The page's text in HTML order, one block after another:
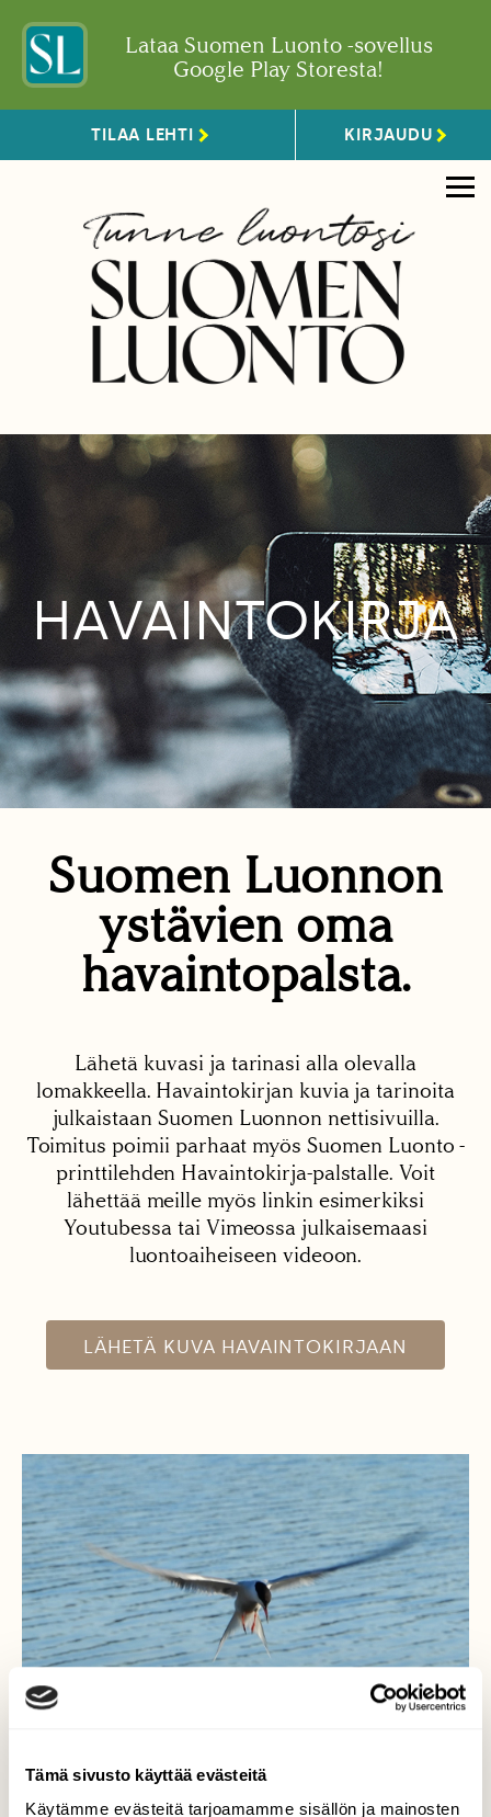
Tämä sivusto käyttää evästeitä
Käytämme evästeitä tarjoamamme sisällön ja mainosten
Lataa Suomen Luonto -sovellus
Google Play Storesta!
TILAA LEHTI KIRJAUDU
HAVAINTOKIRJA
Suomen Luonnon
ystävien oma
havaintopalsta.
Lähetä kuvasi ja tarinasi alla olevalla
lomakkeella. Havaintokirjan kuvia ja tarinoita
julkaistaan Suomen Luonnon nettisivuilla.
Toimitus poimii parhaat myös Suomen Luonto -
printtilehden Havaintokirja-palstalle. Voit
lähettää meille myös linkin esimerkiksi
Youtubessa tai Vimeossa julkaisemaasi
luontoaiheiseen videoon.
LÄHETÄ KUVA HAVAINTOKIRJAAN